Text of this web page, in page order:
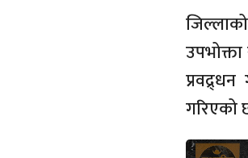
गरिएको